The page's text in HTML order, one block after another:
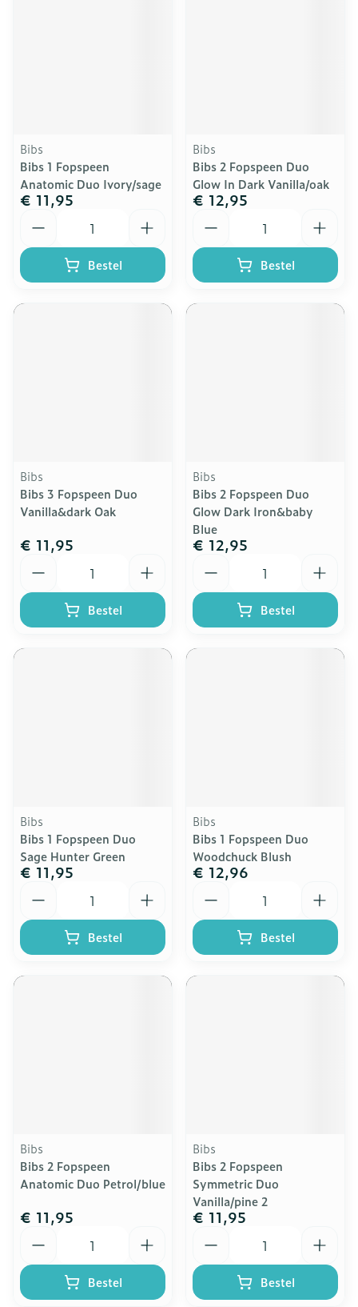
Bibs
Bibs 1 Fopspeen
Anatomic Duo Ivory/sage
€ 11,95
Bestel
Bibs
Bibs 2 Fopspeen Duo
Glow In Dark Vanilla/oak
€ 12,95
Bestel
Bibs
Bibs 3 Fopspeen Duo
Vanilla&dark Oak
€ 11,95
Bestel
Bibs
Bibs 2 Fopspeen Duo
Glow Dark Iron&baby
Blue
€ 12,95
Bestel
Bibs
Bibs 1 Fopspeen Duo
Sage Hunter Green
€ 11,95
Bestel
Bibs
Bibs 1 Fopspeen Duo
Woodchuck Blush
€ 12,96
Bestel
Bibs
Bibs 2 Fopspeen
Anatomic Duo Petrol/blue
€ 11,95
Bestel
Bibs
Bibs 2 Fopspeen
Symmetric Duo
Vanilla/pine 2
€ 11,95
Bestel